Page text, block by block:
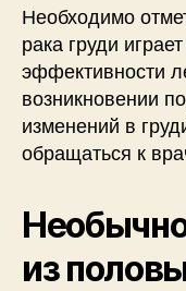
Необходимо
рака груди
эффективности
возникновении
изменений в
обращаться к
из